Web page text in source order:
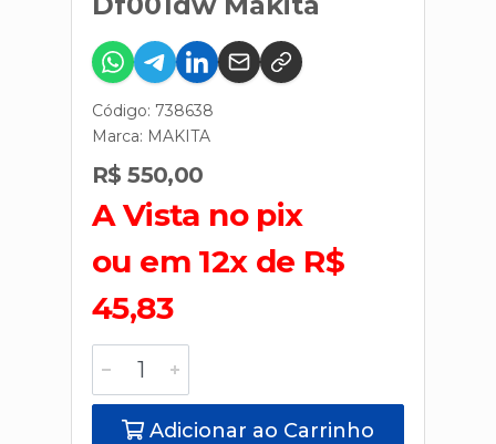
Código: 738638
Marca: MAKITA
R$ 550,00
A Vista no pix
ou em 12x de R$
45,83
Adicionar ao Carrinho